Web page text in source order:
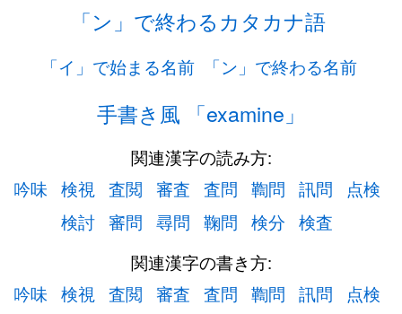
「ン」で終わるカタカナ語
「イ」で始まる名前 「ン」で終わる名前
手書き風 「examine」
関連漢字の読み方:
吟味
検視 査閲 審査 査問 鞫問 訊問
点検
検討 審問 尋問 鞠問 検分
検査
関連漢字の書き方:
吟味
検視 査閲 審査 査問 鞫問 訊問
点検